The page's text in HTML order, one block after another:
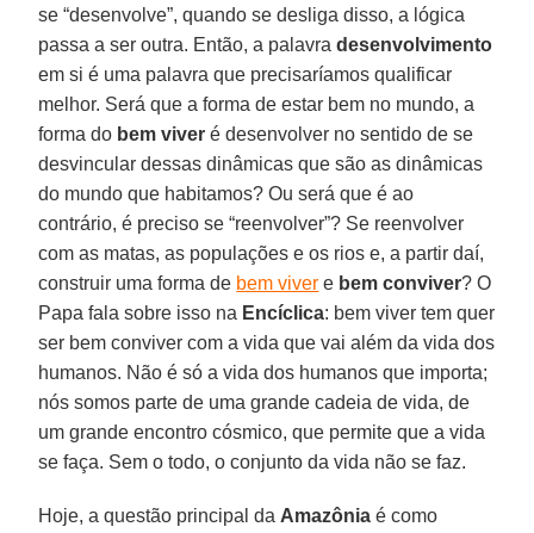
se “desenvolve”, quando se desliga disso, a lógica
passa a ser outra. Então, a palavradesenvolvimento
em si é uma palavra que precisaríamos qualificar
melhor. Será que a forma de estar bem no mundo, a
forma do bem viver é desenvolver no sentido de se
desvincular dessas dinâmicas que são as dinâmicas
do mundo que habitamos? Ou será que é ao
contrário, é preciso se “reenvolver”? Se reenvolver
com as matas, as populações e os rios e, a partir daí,
construir uma forma de bem viver e bem conviver? O
Papa fala sobre isso na Encíclica: bem viver tem quer
ser bem conviver com a vida que vai além da vida dos
humanos. Não é só a vida dos humanos que importa;
nós somos parte de uma grande cadeia de vida, de
um grande encontro cósmico, que permite que a vida
se faça. Sem o todo, o conjunto da vida não se faz.
Hoje, a questão principal da Amazônia é como